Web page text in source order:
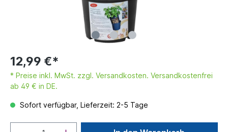
12,99 €*
* Preise inkl. MwSt. zzgl. Versandkosten. Versandkostenfrei
ab 49 € in DE.
Sofort verfügbar, Lieferzeit: 2-5 Tage